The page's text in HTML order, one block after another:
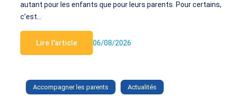
autant pour les enfants que pour leurs parents. Pour certains,
c’est…
Lire l'article 06/08/2026
Accompagner les parents Actualités